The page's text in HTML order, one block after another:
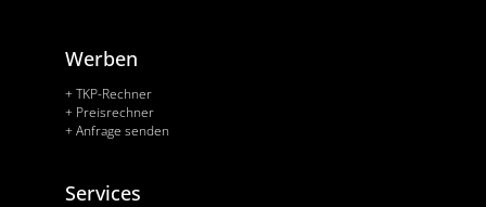
Werben
+ TKP-Rechner
+ Preisrechner
+ Anfrage senden
Services